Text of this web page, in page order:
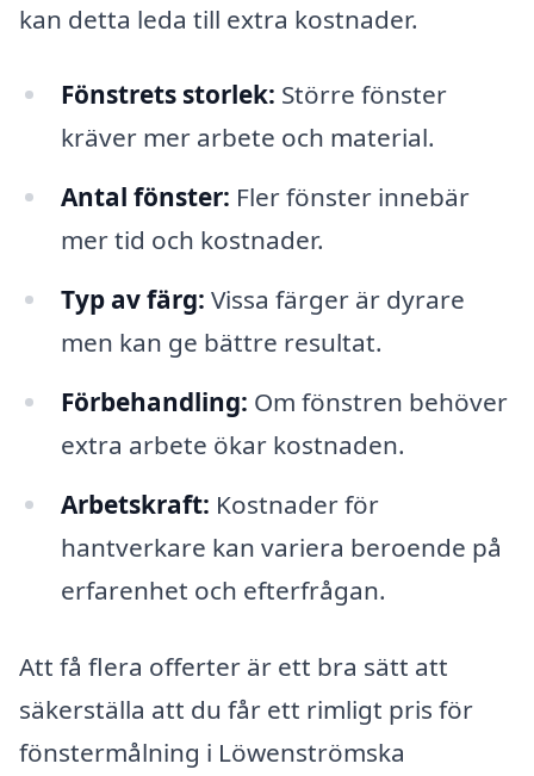
kan detta leda till extra kostnader.
Fönstrets storlek: Större fönster
kräver mer arbete och material.
Antal fönster: Fler fönster innebär
mer tid och kostnader.
Typ av färg: Vissa färger är dyrare
men kan ge bättre resultat.
Förbehandling: Om fönstren behöver
extra arbete ökar kostnaden.
Arbetskraft: Kostnader för
hantverkare kan variera beroende på
erfarenhet och efterfrågan.
Att få flera offerter är ett bra sätt att
säkerställa att du får ett rimligt pris för
fönstermålning i Löwenströmska